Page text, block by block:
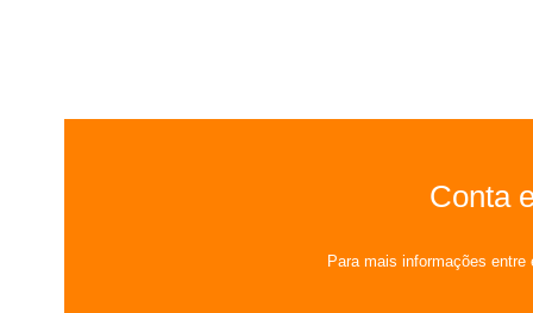
Conta
Para mais informações